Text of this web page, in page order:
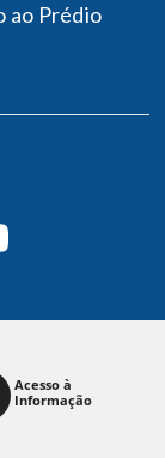
ao Prédio